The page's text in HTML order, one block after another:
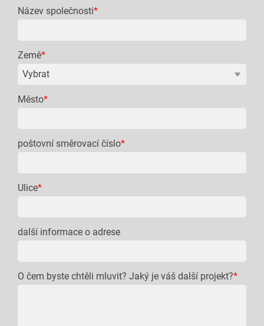
Název společnosti*
Země*
Město*
poštovní směrovací číslo*
Ulice*
další informace o adrese
O čem byste chtěli mluvit? Jaký je váš další projekt?*